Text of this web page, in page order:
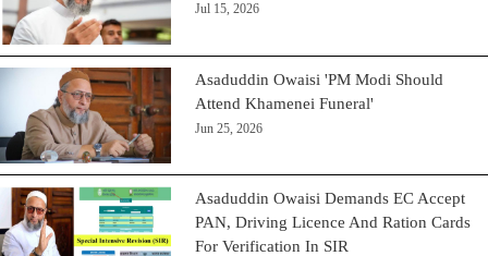
Jul 15, 2026
Asaduddin Owaisi 'PM Modi Should
Attend Khamenei Funeral'
Jun 25, 2026
Asaduddin Owaisi Demands EC Accept
PAN, Driving Licence And Ration Cards
For Verification In SIR